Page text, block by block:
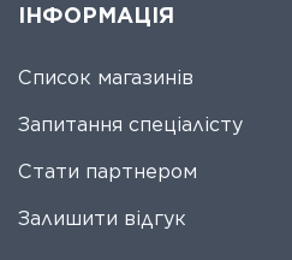
ІНФОРМАЦІЯ
Список магазинів
Запитання спеціалісту
Стати партнером
Залишити відгук